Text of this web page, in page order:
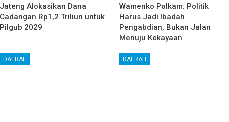
Jateng Alokasikan Dana
Cadangan Rp1,2 Triliun untuk
Pilgub 2029
Wamenko Polkam: Politik
Harus Jadi Ibadah
Pengabdian, Bukan Jalan
Menuju Kekayaan
DAERAH DAERAH